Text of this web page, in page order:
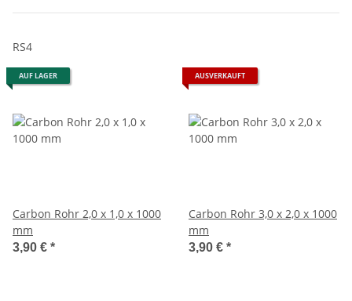
RS4
AUF LAGER
Carbon Rohr 2,0 x 1,0 x 1000
mm
3,90 € *
AUSVERKAUFT
Carbon Rohr 3,0 x 2,0 x 1000
mm
3,90 € *